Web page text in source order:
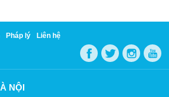
Pháp lý Liên hệ
NỘI